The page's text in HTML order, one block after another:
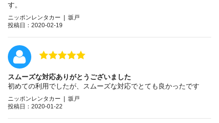
す。
ニッポンレンタカー | 坂戸
投稿日：2020-02-19
スムーズな対応ありがとうございました
初めての利用でしたが、スムーズな対応でとても良かったです
ニッポンレンタカー | 坂戸
投稿日：2020-01-22